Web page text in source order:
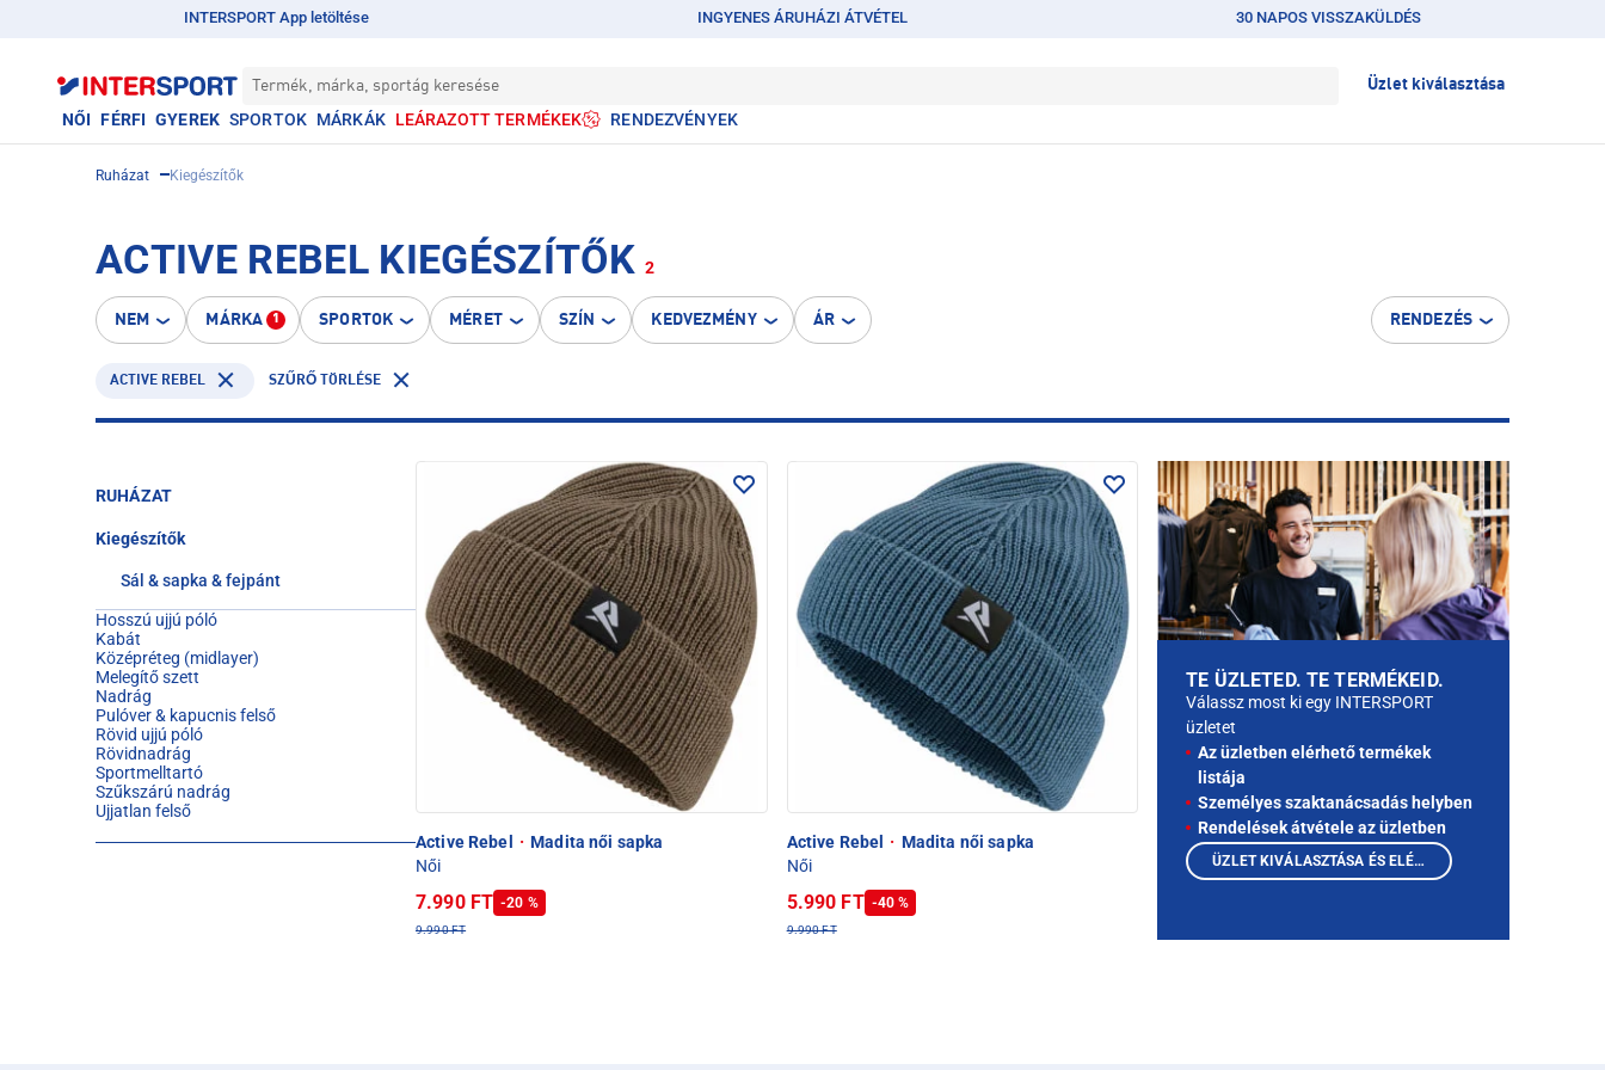
INTERSPORT App letöltése INGYENES ÁRUHÁZI ÁTVÉTEL 30 NAPOS VISSZAKÜLDÉS
Termék, márka, sportág keresése Üzlet kiválasztása
NŐI FÉRFI GYEREK SPORTOK MÁRKÁK LEÁRAZOTT TERMÉKEK RENDEZVÉNYEK
Ruházat Kiegészítők
ACTIVE REBEL KIEGÉSZÍTŐK 2
NEM MÁRKA 1 SPORTOK MÉRET SZÍN KEDVEZMÉNY ÁR RENDEZÉS
ACTIVE REBEL SZŰRŐ TÖRLÉSE
RUHÁZAT
Kiegészítők
Sál & sapka & fejpánt
Hosszú ujjú póló
Kabát
Középréteg (midlayer)
Melegítő szett
Nadrág
Pulóver & kapucnis felső
Rövid ujjú póló
Rövidnadrág
Sportmelltartó
Szűkszárú nadrág
Ujjatlan felső
Active Rebel
· Madita női sapka
Női
7.990 FT -20 %
9.990 FT
Active Rebel · Madita női sapka
Női
5.990 FT -40 %
9.990 FT
TE ÜZLETED. TE TERMÉKEID.
Válassz most ki egy INTERSPORT
üzletet
Az üzletben elérhető termékek
listája
Személyes szaktanácsadás helyben
Rendelések átvétele az üzletben
ÜZLET KIVÁLASZTÁSA ÉS ELÉRHETŐ TERMÉKEK MEGTEKINTÉSE